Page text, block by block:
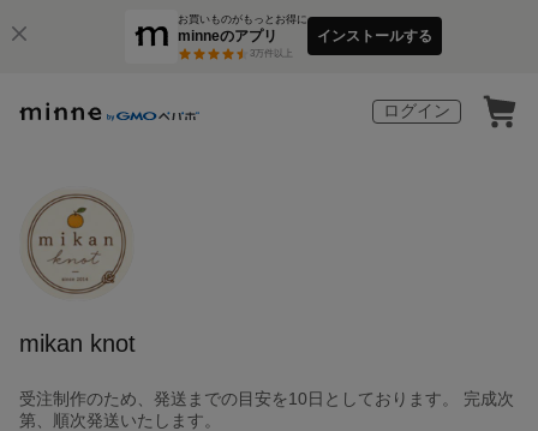
お買いものがもっとお得に
minneのアプリ
3万件以上
インストールする
ログイン
mikan knot
受注制作のため、発送までの目安を10日としております。 完成次
第、順次発送いたします。